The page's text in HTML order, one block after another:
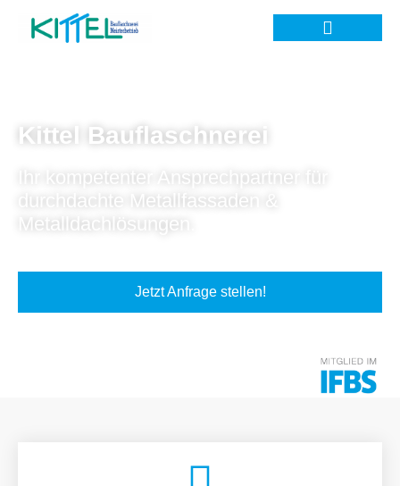
Kittel Bauflaschnerei
Ihr kompetenter Ansprechpartner für
durchdachte Metallfassaden &
Metalldachlösungen.
Jetzt Anfrage stellen!